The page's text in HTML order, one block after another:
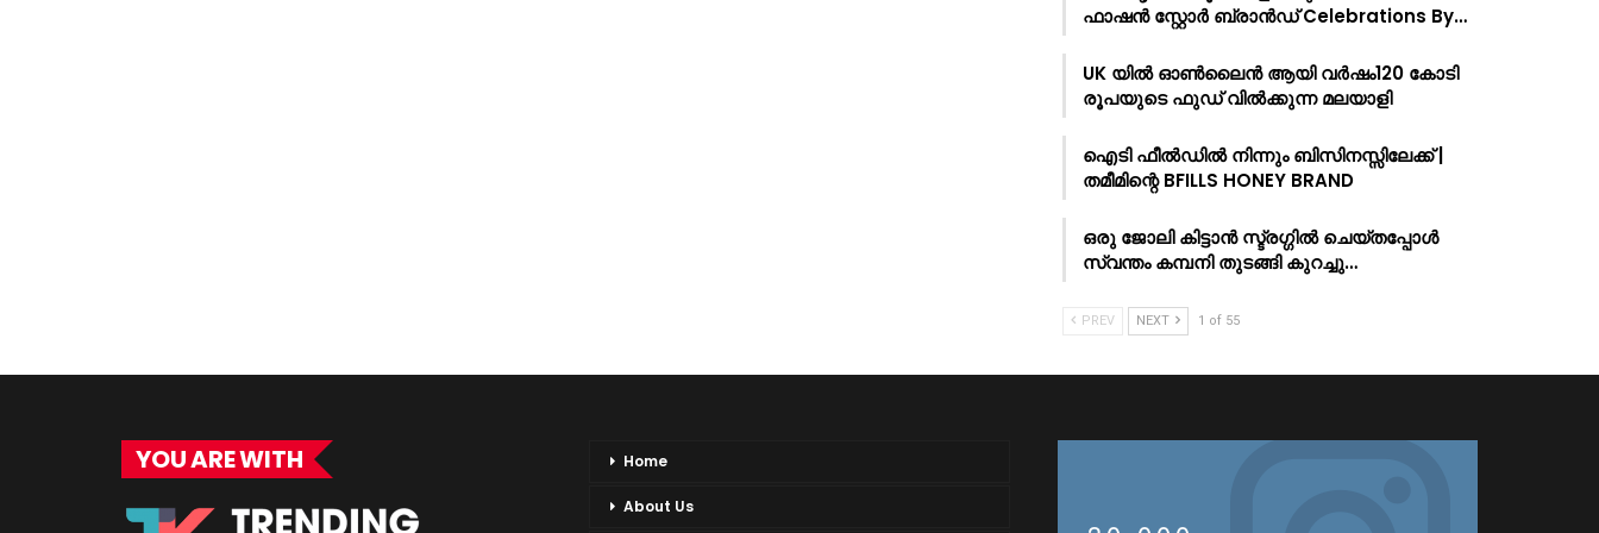
ഫാഷൻ സ്റ്റോർ ബ്രാൻഡ് Celebrations By…
UK യിൽ ഓൺലൈൻ ആയി വർഷം120 കോടി
രൂപയുടെ ഫുഡ് വിൽക്കുന്ന മലയാളി
ഐടി ഫീൽഡിൽ നിന്നും ബിസിനസ്സിലേക്ക് |
തമീമിന്റെ BFILLS HONEY BRAND
ഒരു ജോലി കിട്ടാൻ സ്ട്രഗ്ഗിൽ ചെയ്തപ്പോൾ
സ്വന്തം കമ്പനി തുടങ്ങി കുറച്ചു…
PREV NEXT 1 of 55
YOU ARE WITH Home
About Us